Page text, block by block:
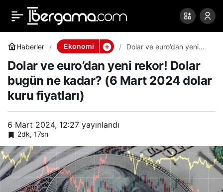
Haberler Ekonomi
Dolar ve euro’dan yeni
kadar? (6 Mart 2024
dolar kuru fiyatları)
Dolar ve euro’dan yeni rekor! Dolar
bugün ne kadar? (6 Mart 2024 dolar
kuru fiyatları)
6 Mart 2024, 12:27 yayınlandı
2dk, 17sn
Dolar ve euro’dan yeni
rekor! Dolar bugün ne
kadar? (6 Mart 2024
dolar kuru fiyatları)
0 Paylaş